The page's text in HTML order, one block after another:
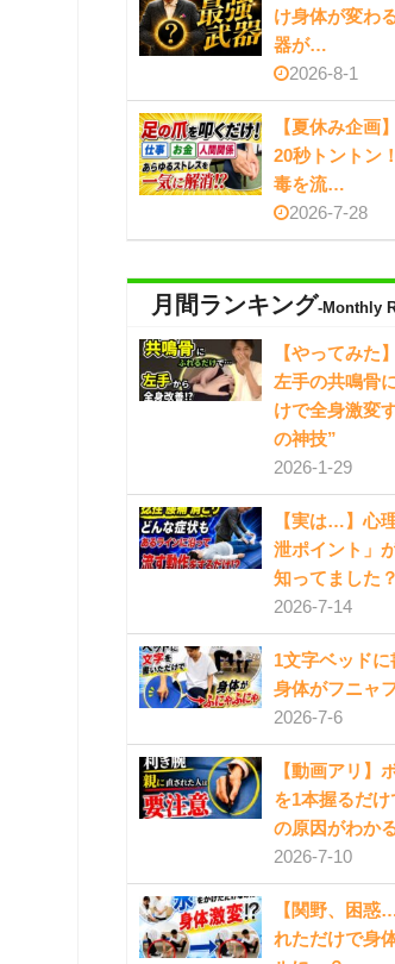
け身体が変わ
器が…
2026-8-1
【夏休み企画
20秒トントン
毒を流…
2026-7-28
月間ランキング-Monthly
【やってみた
左手の共鳴骨
けで全身激変
の神技”
2026-1-29
【実は…】心
泄ポイント」
知ってました？
2026-7-14
1文字ベッドに
身体がフニャ
2026-7-6
【動画アリ】
を1本握るだけ
の原因がわか
2026-7-10
【関野、困惑
れただけで身